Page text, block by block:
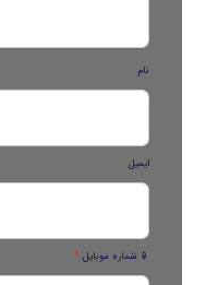
نام
ایمیل
📱 شماره موبایل *